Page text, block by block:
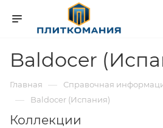
Baldocer
Главная — Справочная
— Baldocer (Испания)
Коллекции